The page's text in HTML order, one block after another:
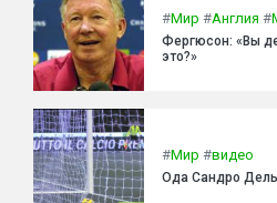
#Мир #Англия #
Фергюсон: «Вы
это?»
#Мир #видео
Ода Сандро